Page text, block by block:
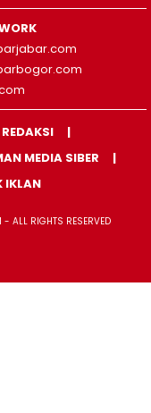
MEDIA SIBER
IKLAN
ALL RIGHTS RESERVED